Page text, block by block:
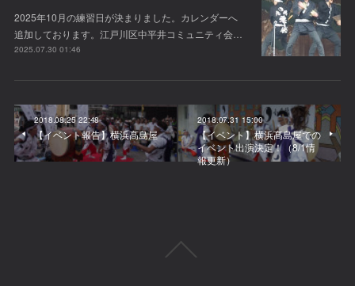
2025年10月の練習日が決まりました。カレンダーへ
追加しております。江戸川区中平井コミュニティ会…
2025.07.30 01:46
2018.08.25 22:48
【イベント報告】横浜髙島屋
2018.07.31 15:00
【イベント】横浜髙島屋での
イベント出演決定！（8/1情
報更新）